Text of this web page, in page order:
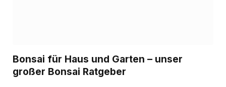
Bonsai für Haus und Garten – unser
großer Bonsai Ratgeber